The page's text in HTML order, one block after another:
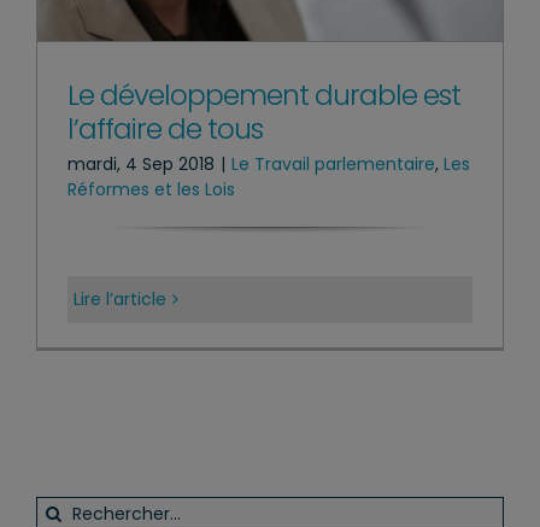
Le développement durable est
l’affaire de tous
mardi, 4 Sep 2018 | Le Travail parlementaire, Les
Réformes et les Lois
Lire l’article
Rechercher: